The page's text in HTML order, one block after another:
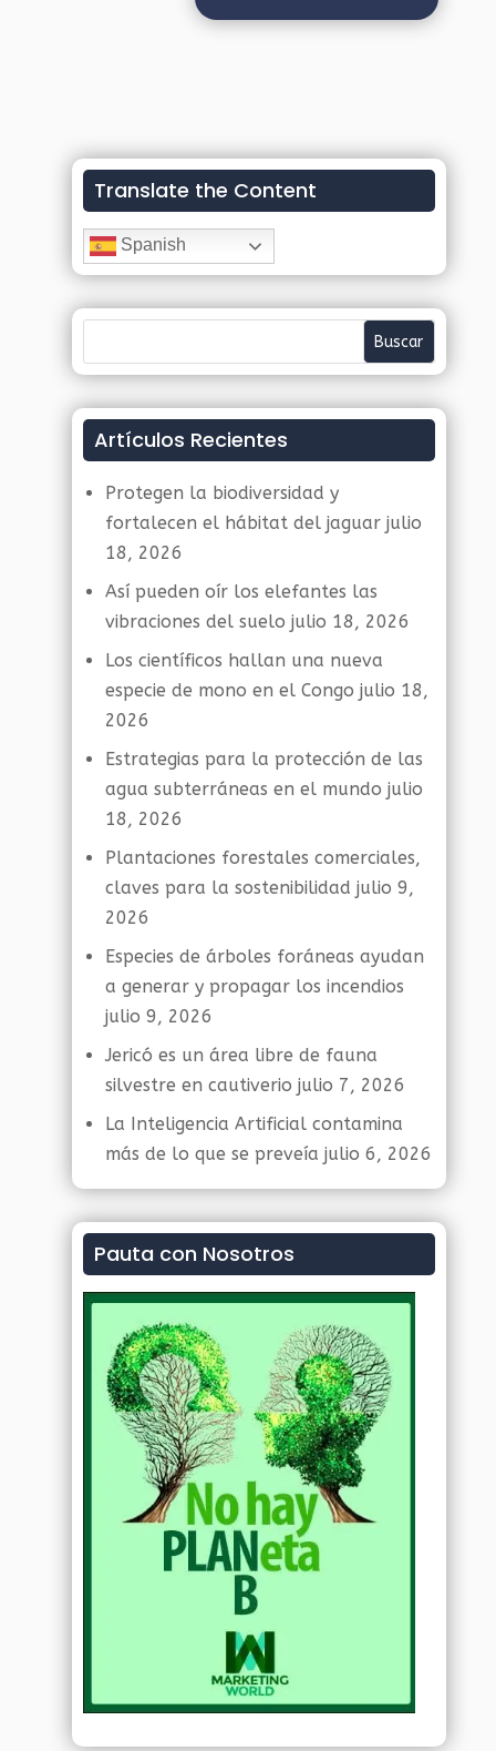
Translate the Content
Spanish
Artículos Recientes
Protegen la biodiversidad y
fortalecen el hábitat del jaguar julio
18, 2026
Así pueden oír los elefantes las
vibraciones del suelo julio 18, 2026
Los científicos hallan una nueva
especie de mono en el Congo julio 18,
2026
Estrategias para la protección de las
agua subterráneas en el mundo julio
18, 2026
Plantaciones forestales comerciales,
claves para la sostenibilidad julio 9,
2026
Especies de árboles foráneas ayudan
a generar y propagar los incendios
julio 9, 2026
Jericó es un área libre de fauna
silvestre en cautiverio julio 7, 2026
La Inteligencia Artificial contamina
más de lo que se preveía julio 6, 2026
Pauta con Nosotros